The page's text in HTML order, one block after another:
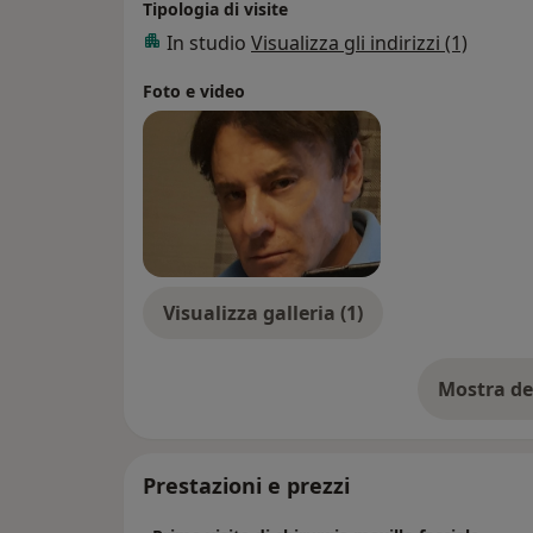
Tipologia di visite
In studio Visualizza gli indirizzi (1)
Foto e video
Visualizza galleria (1)
Mostra
Prestazioni e prezzi